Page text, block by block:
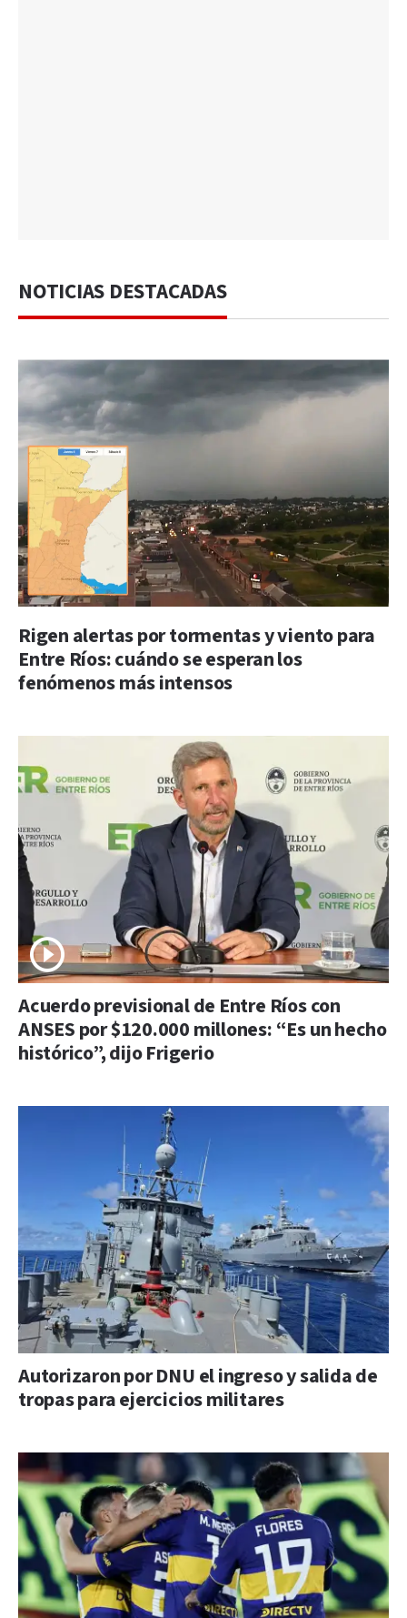
NOTICIAS DESTACADAS
Rigen alertas por tormentas y viento para
Entre Ríos: cuándo se esperan los
fenómenos más intensos
Acuerdo previsional de Entre Ríos con
ANSES por $120.000 millones: “Es un hecho
histórico”, dijo Frigerio
Autorizaron por DNU el ingreso y salida de
tropas para ejercicios militares